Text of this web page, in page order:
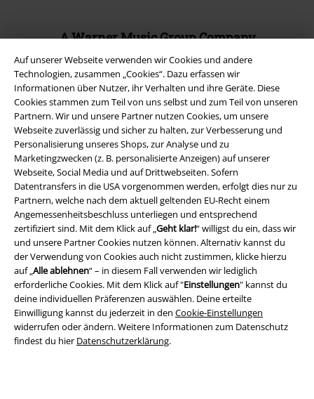
Auf unserer Webseite verwenden wir Cookies und andere
Technologien, zusammen „Cookies“. Dazu erfassen wir
Informationen über Nutzer, ihr Verhalten und ihre Geräte. Diese
Cookies stammen zum Teil von uns selbst und zum Teil von unseren
Partnern. Wir und unsere Partner nutzen Cookies, um unsere
Webseite zuverlässig und sicher zu halten, zur Verbesserung und
Personalisierung unseres Shops, zur Analyse und zu
Marketingzwecken (z. B. personalisierte Anzeigen) auf unserer
Webseite, Social Media und auf Drittwebseiten. Sofern
Datentransfers in die USA vorgenommen werden, erfolgt dies nur zu
Partnern, welche nach dem aktuell geltenden EU-Recht einem
Angemessenheitsbeschluss unterliegen und entsprechend
zertifiziert sind. Mit dem Klick auf „Geht klar!“ willigst du ein, dass wir
und unsere Partner Cookies nutzen können. Alternativ kannst du
der Verwendung von Cookies auch nicht zustimmen, klicke hierzu
auf „Alle ablehnen“ – in diesem Fall verwenden wir lediglich
erforderliche Cookies. Mit dem Klick auf "Einstellungen" kannst du
deine individuellen Präferenzen auswählen. Deine erteilte
Einwilligung kannst du jederzeit in den Cookie-Einstellungen
widerrufen oder ändern. Weitere Informationen zum Datenschutz
findest du hier Datenschutzerklärung.
A Warner Music Group Company
Rechtliches
AGB
Impressum
Datenschutz